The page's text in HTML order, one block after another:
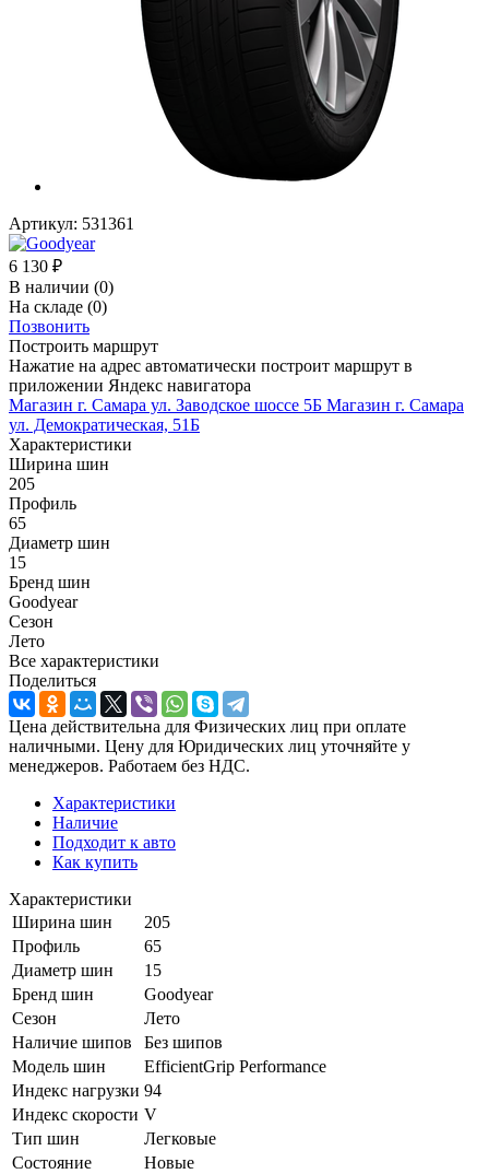
Артикул: 531361
6 130 ₽
В наличии (0)
На складе (0)
Позвонить
Построить маршрут
Нажатие на адрес автоматически построит маршрут в
приложении Яндекс навигатора
Магазин г. Самара ул. Заводское шоссе 5Б Магазин г. Самара
ул. Демократическая, 51Б
Характеристики
Ширина шин
205
Профиль
65
Диаметр шин
15
Бренд шин
Goodyear
Сезон
Лето
Все характеристики
Поделиться
Цена действительна для Физических лиц при оплате
наличными. Цену для Юридических лиц уточняйте у
менеджеров. Работаем без НДС.
Характеристики
Наличие
Подходит к авто
Как купить
Характеристики
Ширина шин
205
Профиль
65
Диаметр шин
15
Бренд шин
Goodyear
Сезон
Лето
Наличие шипов
Без шипов
Модель шин
EfficientGrip Performance
Индекс нагрузки 94
Индекс скорости V
Тип шин
Легковые
Состояние
Новые